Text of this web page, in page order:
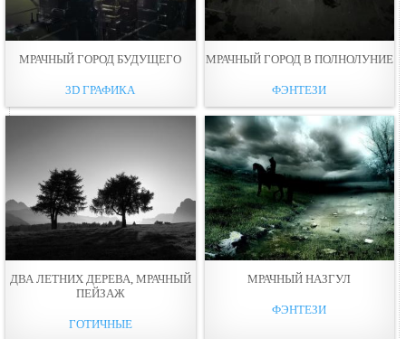
МРАЧНЫЙ ГОРОД БУДУЩЕГО
3D ГРАФИКА
МРАЧНЫЙ ГОРОД В ПОЛНОЛУНИЕ
ФЭНТЕЗИ
ДВА ЛЕТНИХ ДЕРЕВА, МРАЧНЫЙ
ПЕЙЗАЖ
ГОТИЧНЫЕ
МРАЧНЫЙ НАЗГУЛ
ФЭНТЕЗИ